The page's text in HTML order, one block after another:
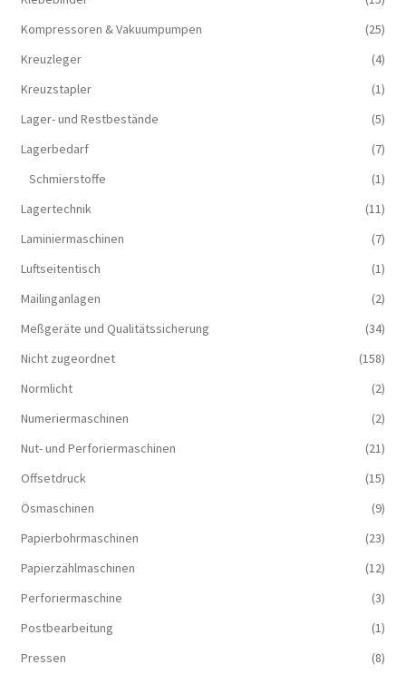
Kompressoren & Vakuum­pumpen
(25)
Kreuzleger
(4)
Kreuzstapler
(1)
Lager- und Restbestände
(5)
Lagerbedarf
(7)
Schmierstoffe
(1)
Lagertechnik
(11)
Laminiermaschinen
(7)
Luftseitentisch
(1)
Mailinganlagen
(2)
Meßgeräte und Qualitätssicherung
(34)
Nicht zugeordnet
(158)
Normlicht
(2)
Numeriermaschinen
(2)
Nut- und Perforiermaschinen
(21)
Offsetdruck
(15)
Ösmaschinen
(9)
Papierbohrmaschinen
(23)
Papierzählmaschinen
(12)
Perforiermaschine
(3)
Postbearbeitung
(1)
Pressen
(8)